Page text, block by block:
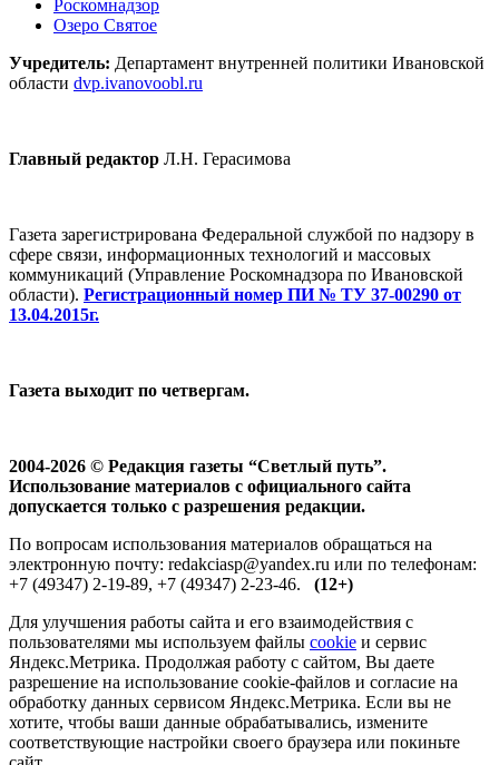
Роскомнадзор
Озеро Святое
Учредитель: Департамент внутренней политики Ивановской
области dvp.ivanovoobl.ru
Главный редактор Л.Н. Герасимова
Газета зарегистрирована Федеральной службой по надзору в
сфере связи, информационных технологий и массовых
коммуникаций (Управление Роскомнадзора по Ивановской
области). Регистрационный номер ПИ № ТУ 37-00290 от
13.04.2015г.
Газета выходит по четвергам.
2004-2026 © Редакция газеты “Светлый путь”.
Использование материалов с официального сайта
допускается только с разрешения редакции.
По вопросам использования материалов обращаться на
электронную почту: redakciasp@yandex.ru или по телефонам:
+7 (49347) 2-19-89, +7 (49347) 2-23-46. (12+)
Для улучшения работы сайта и его взаимодействия с
пользователями мы используем файлы cookie и сервис
Яндекс.Метрика. Продолжая работу с сайтом, Вы даете
разрешение на использование cookie-файлов и согласие на
обработку данных сервисом Яндекс.Метрика. Если вы не
хотите, чтобы ваши данные обрабатывались, измените
соответствующие настройки своего браузера или покиньте